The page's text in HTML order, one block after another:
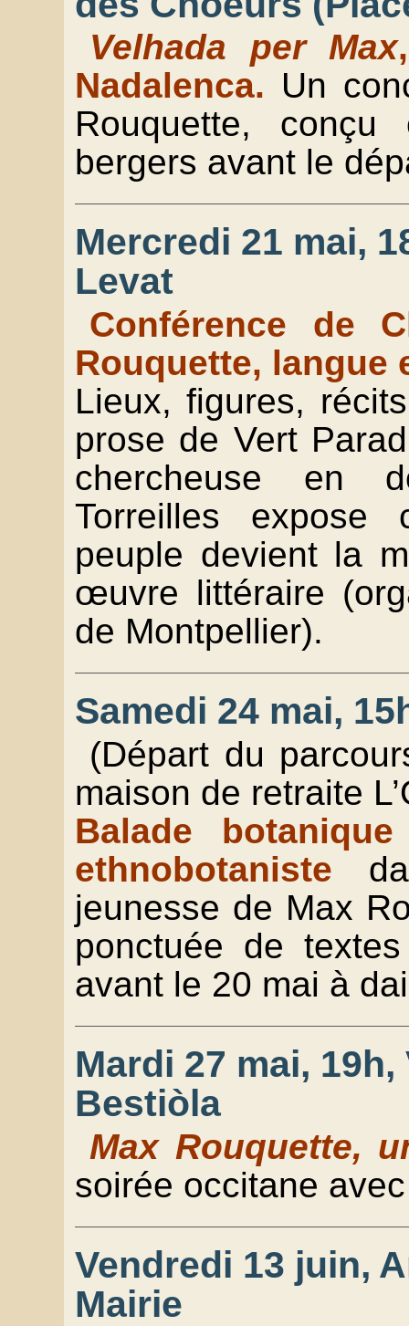
Velhada per Max
Nadalenca. Un
Rouquette,
bergers avant le
Mercredi 21 mai,
Levat
Conférence de
Rouquette, langue
Lieux, figures,
prose de Vert
chercheuse en
Torreilles expose
peuple devient la
œuvre littéraire
de Montpellier).
Samedi 24 mai,
(Départ du
maison de retraite
Balade
ethnobotaniste
jeunesse de Max
ponctuée de
avant le 20 mai à
Mardi 27 mai,
Bestiòla
Max Rouquette,
soirée occitane avec
Vendredi 13 juin,
Mairie